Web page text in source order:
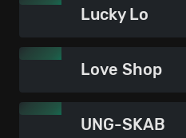
Lucky Lo
Love Shop
UNG-SKAB